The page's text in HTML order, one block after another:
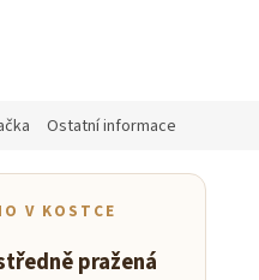
Ostatní informace
V KOSTCE
pražená